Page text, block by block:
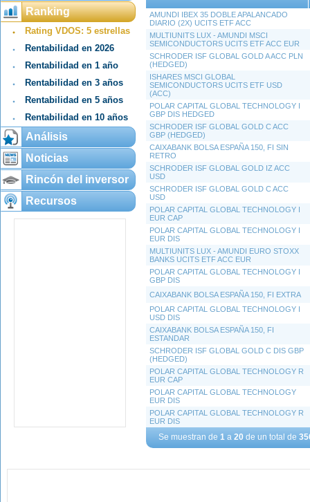
Ranking
Rating VDOS: 5 estrellas
Rentabilidad en 2026
Rentabilidad en 1 año
Rentabilidad en 3 años
Rentabilidad en 5 años
Rentabilidad en 10 años
Análisis
Noticias
Rincón del inversor
Recursos
Se muestran de 1 a 20 de un total de
AMUNDI IBEX 35 DOBLE APALANCADO
DIARIO (2X) UCITS ETF ACC
MULTIUNITS LUX - AMUNDI MSCI
SEMICONDUCTORS UCITS ETF ACC EUR
SCHRODER ISF GLOBAL GOLD A ACC PLN
(HEDGED)
ISHARES MSCI GLOBAL
SEMICONDUCTORS UCITS ETF USD
(ACC)
POLAR CAPITAL GLOBAL TECHNOLOGY I
GBP DIS HEDGED
SCHRODER ISF GLOBAL GOLD C ACC
GBP (HEDGED)
CAIXABANK BOLSA ESPAÑA 150, FI SIN
RETRO
SCHRODER ISF GLOBAL GOLD IZ ACC
USD
SCHRODER ISF GLOBAL GOLD C ACC
USD
POLAR CAPITAL GLOBAL TECHNOLOGY I
EUR CAP
POLAR CAPITAL GLOBAL TECHNOLOGY I
EUR DIS
MULTIUNITS LUX - AMUNDI EURO STOXX
BANKS UCITS ETF ACC EUR
POLAR CAPITAL GLOBAL TECHNOLOGY I
GBP DIS
CAIXABANK BOLSA ESPAÑA 150, FI EXTRA
POLAR CAPITAL GLOBAL TECHNOLOGY I
USD DIS
CAIXABANK BOLSA ESPAÑA 150, FI
ESTANDAR
SCHRODER ISF GLOBAL GOLD C DIS GBP
(HEDGED)
POLAR CAPITAL GLOBAL TECHNOLOGY R
EUR CAP
POLAR CAPITAL GLOBAL TECHNOLOGY
EUR DIS
POLAR CAPITAL GLOBAL TECHNOLOGY R
EUR DIS